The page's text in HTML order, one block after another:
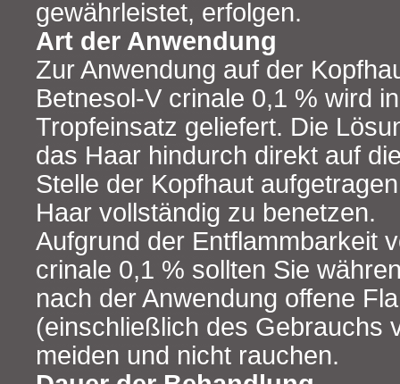
gewährleistet, erfolgen.
Art der Anwendung
Zur Anwendung auf der
Betnesol-V crinale 0,1 % wird
Tropfeinsatz geliefert. Die
das Haar hindurch direkt auf
Stelle der Kopfhaut
Haar vollständig zu benetzen.
Aufgrund der Entflammbarkeit
crinale 0,1 % sollten Sie
nach der Anwendung offene
(einschließlich des Gebrauchs
meiden und nicht rauchen.